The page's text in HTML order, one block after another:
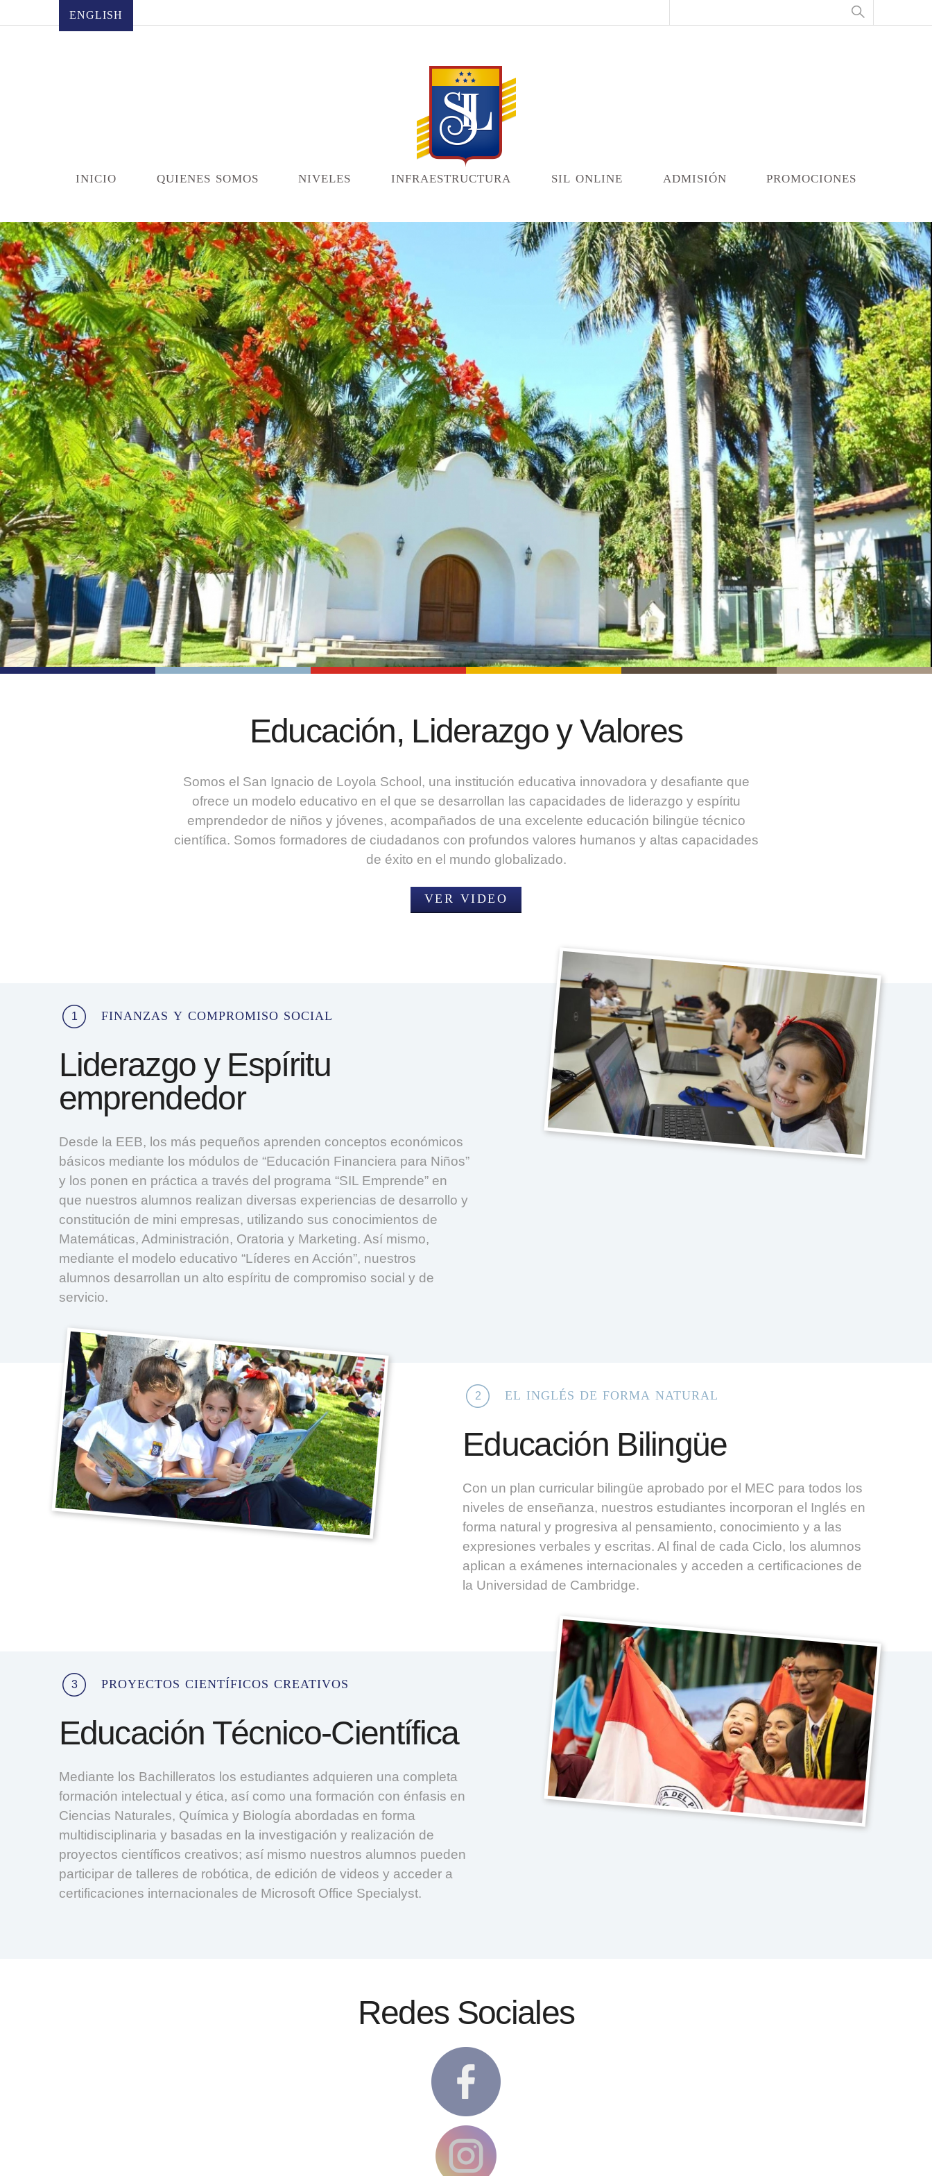
english
inicio quienes somos niveles infraestructura sil online admisión promociones
Educación, Liderazgo y Valores
Somos el San Ignacio de Loyola School, una institución educativa innovadora y desafiante que
ofrece un modelo educativo en el que se desarrollan las capacidades de liderazgo y espíritu
emprendedor de niños y jóvenes, acompañados de una excelente educación bilingüe técnico
científica. Somos formadores de ciudadanos con profundos valores humanos y altas capacidades
de éxito en el mundo globalizado.
ver video
1 finanzas y compromiso social
Liderazgo y Espíritu
emprendedor
Desde la EEB, los más pequeños aprenden conceptos económicos
básicos mediante los módulos de “Educación Financiera para Niños”
y los ponen en práctica a través del programa “SIL Emprende” en
que nuestros alumnos realizan diversas experiencias de desarrollo y
constitución de mini empresas, utilizando sus conocimientos de
Matemáticas, Administración, Oratoria y Marketing. Así mismo,
mediante el modelo educativo “Líderes en Acción”, nuestros
alumnos desarrollan un alto espíritu de compromiso social y de
servicio.
2 el inglés de forma natural
Educación Bilingüe
Con un plan curricular bilingüe aprobado por el MEC para todos los
niveles de enseñanza, nuestros estudiantes incorporan el Inglés en
forma natural y progresiva al pensamiento, conocimiento y a las
expresiones verbales y escritas. Al final de cada Ciclo, los alumnos
aplican a exámenes internacionales y acceden a certificaciones de
la Universidad de Cambridge.
3 proyectos científicos creativos
Educación Técnico-Científica
Mediante los Bachilleratos los estudiantes adquieren una completa
formación intelectual y ética, así como una formación con énfasis en
Ciencias Naturales, Química y Biología abordadas en forma
multidisciplinaria y basadas en la investigación y realización de
proyectos científicos creativos; así mismo nuestros alumnos pueden
participar de talleres de robótica, de edición de videos y acceder a
certificaciones internacionales de Microsoft Office Specialyst.
Redes Sociales